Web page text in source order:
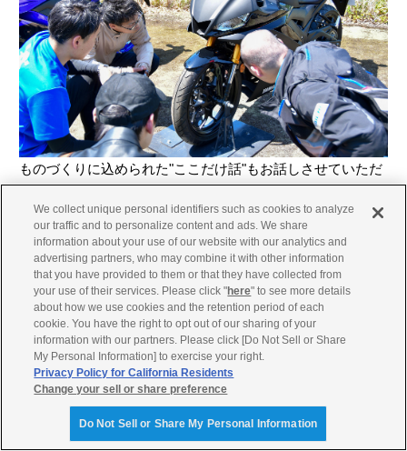
ものづくりに込められた"ここだけ話"もお話しさせていただ
YZF-R3/25オーナーさんやヤマハファン、バイクファンのみ
なさんに気軽に来場いただき、バイク話をしながらのんびり
楽しんでいただければと思っております。
最後に、会場でお見かけしたステキなオーナーさんの一部を
ご紹介させていただきますね。
We collect unique personal identifiers such as cookies to analyze
our traffic and to personalize content and ads. We share
information about your use of our website with our analytics and
advertising partners, who may combine it with other information
that you have provided to them or that they have collected from
your use of their services. Please click "here" to see more details
about how we use cookies and the retention period of each
cookie. You have the right to opt out of our sharing of your
information with our partners. Please click [Do Not Sell or Share
My Personal Information] to exercise your right.
Privacy Policy for California Residents
Change your sell or share preference
Do Not Sell or Share My Personal Information